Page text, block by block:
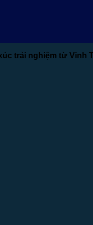
trải nghiệm từ Vinh